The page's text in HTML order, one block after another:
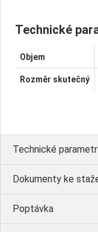
Technické
Objem
Rozměr skutečný
Technické
Dokumenty ke
Poptávka